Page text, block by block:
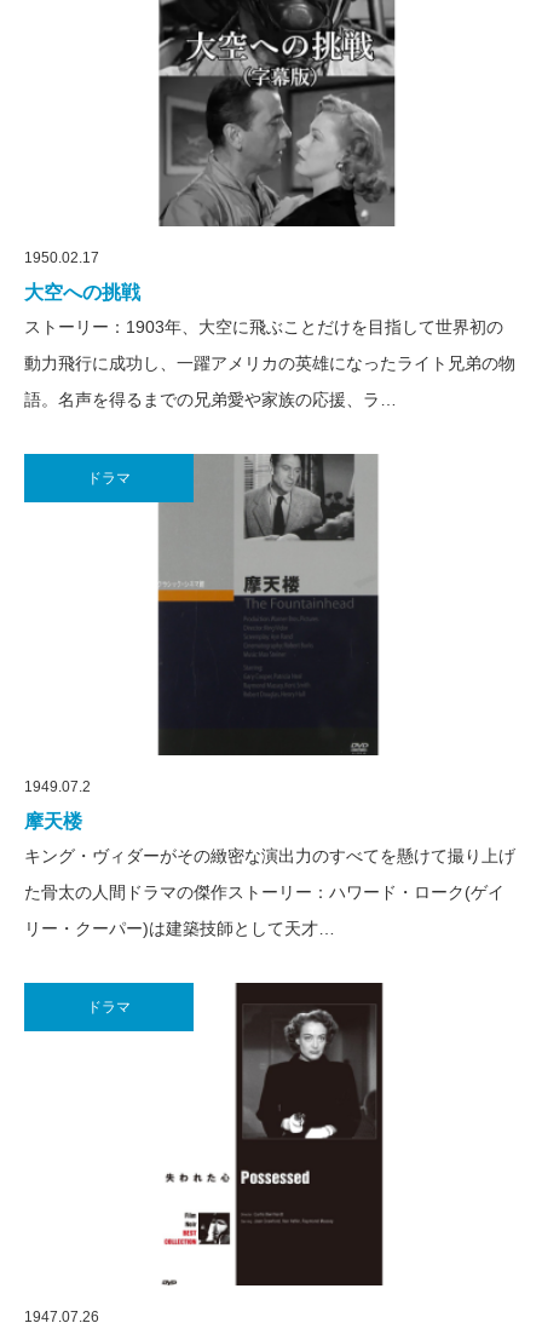
1950.02.17
大空への挑戦
ストーリー：1903年、大空に飛ぶことだけを目指して世界初の
動力飛行に成功し、一躍アメリカの英雄になったライト兄弟の物
語。名声を得るまでの兄弟愛や家族の応援、ラ…
ドラマ
1949.07.2
摩天楼
キング・ヴィダーがその緻密な演出力のすべてを懸けて撮り上げ
た骨太の人間ドラマの傑作ストーリー：ハワード・ローク(ゲイ
リー・クーパー)は建築技師として天才…
ドラマ
1947.07.26